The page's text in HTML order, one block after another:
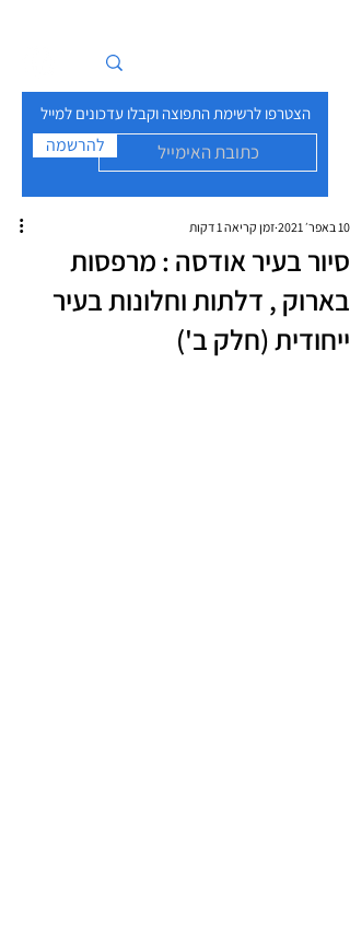
הצטרפו לרשימת התפוצה וקבלו עדכונים למייל
להרשמה
סיור בעיר אודסה : מרפסות
בארוק , דלתות וחלונות בעיר
ייחודית (חלק ב')
10 באפר׳ 2021 זמן קריאה 1 דקות